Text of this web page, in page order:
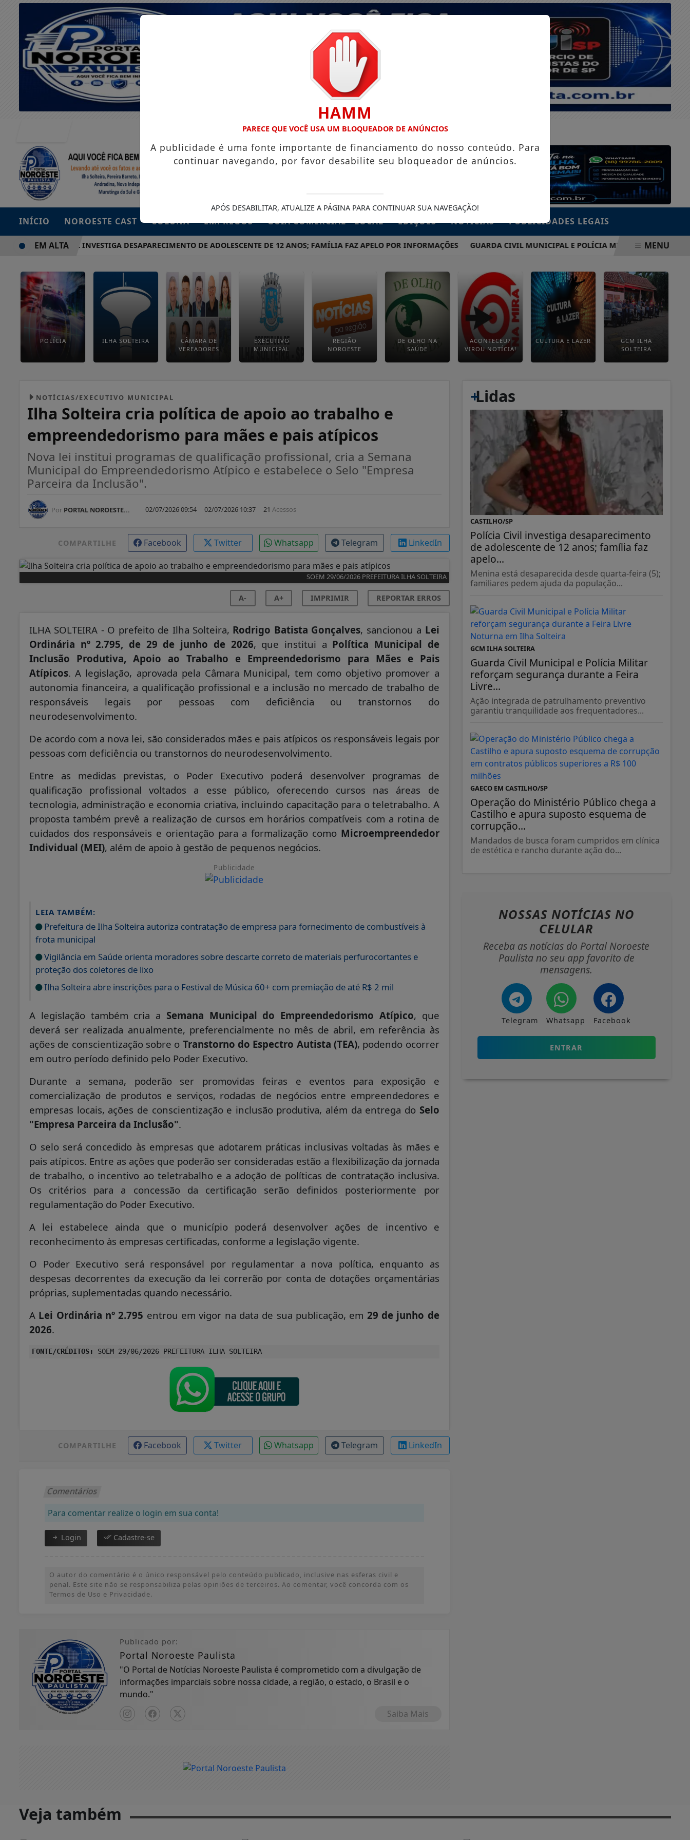
INÍCIO NOROESTE CAST COLUNA EMPREGOS GUIA COMERCIAL - LOCAL EDIÇÕES NOTÍCIAS PUBLICIDADES LEGAIS
POLÍCIA CIVIL INVESTIGA DESAPARECIMENTO DE ADOLESCENTE DE 12 ANOS; FAMÍLIA FAZ APELO POR INFORMAÇÕES GUARDA CIVIL MUNICIPAL E POLÍCIA MILITAR REFORÇAM
EM ALTA MENU
POLÍCIA ILHA SOLTEIRA
CÂMARA DE
VEREADORES
EXECUTIVO
MUNICIPAL
REGIÃO
NOROESTE
DE OLHO NA
SAÚDE
ACONTECEU?
VIROU NOTÍCIA!
CULTURA E LAZER
GCM ILHA
SOLTEIRA
NOTÍCIAS/EXECUTIVO MUNICIPAL
Ilha Solteira cria política de apoio ao trabalho e
empreendedorismo para mães e pais atípicos
Nova lei institui programas de qualificação profissional, cria a Semana
Municipal do Empreendedorismo Atípico e estabelece o Selo "Empresa
Parceira da Inclusão".
Por PORTAL NOROESTE... 02/07/2026 09:54 02/07/2026 10:37 21 Acessos
COMPARTILHE Facebook Twitter Whatsapp Telegram LinkedIn
SOEM 29/06/2026 PREFEITURA ILHA SOLTEIRA
A- A+ IMPRIMIR REPORTAR ERROS
ILHA SOLTEIRA - O prefeito de Ilha Solteira, Rodrigo Batista Gonçalves, sancionou a Lei
Ordinária nº 2.795, de 29 de junho de 2026, que institui a Política Municipal de
Inclusão Produtiva, Apoio ao Trabalho e Empreendedorismo para Mães e Pais
Atípicos. A legislação, aprovada pela Câmara Municipal, tem como objetivo promover a
autonomia financeira, a qualificação profissional e a inclusão no mercado de trabalho de
responsáveis legais por pessoas com deficiência ou transtornos do
neurodesenvolvimento.
De acordo com a nova lei, são considerados mães e pais atípicos os responsáveis legais por
pessoas com deficiência ou transtornos do neurodesenvolvimento.
Entre as medidas previstas, o Poder Executivo poderá desenvolver programas de
qualificação profissional voltados a esse público, oferecendo cursos nas áreas de
tecnologia, administração e economia criativa, incluindo capacitação para o teletrabalho. A
proposta também prevê a realização de cursos em horários compatíveis com a rotina de
cuidados dos responsáveis e orientação para a formalização como Microempreendedor
Individual (MEI), além de apoio à gestão de pequenos negócios.
Publicidade
LEIA TAMBÉM:
Prefeitura de Ilha Solteira autoriza contratação de empresa para fornecimento de combustíveis à
frota municipal
Vigilância em Saúde orienta moradores sobre descarte correto de materiais perfurocortantes e
proteção dos coletores de lixo
Ilha Solteira abre inscrições para o Festival de Música 60+ com premiação de até R$ 2 mil
A legislação também cria a Semana Municipal do Empreendedorismo Atípico, que
deverá ser realizada anualmente, preferencialmente no mês de abril, em referência às
ações de conscientização sobre o Transtorno do Espectro Autista (TEA), podendo ocorrer
em outro período definido pelo Poder Executivo.
Durante a semana, poderão ser promovidas feiras e eventos para exposição e
comercialização de produtos e serviços, rodadas de negócios entre empreendedores e
empresas locais, ações de conscientização e inclusão produtiva, além da entrega do Selo
"Empresa Parceira da Inclusão".
O selo será concedido às empresas que adotarem práticas inclusivas voltadas às mães e
pais atípicos. Entre as ações que poderão ser consideradas estão a flexibilização da jornada
de trabalho, o incentivo ao teletrabalho e a adoção de políticas de contratação inclusiva.
Os critérios para a concessão da certificação serão definidos posteriormente por
regulamentação do Poder Executivo.
A lei estabelece ainda que o município poderá desenvolver ações de incentivo e
reconhecimento às empresas certificadas, conforme a legislação vigente.
O Poder Executivo será responsável por regulamentar a nova política, enquanto as
despesas decorrentes da execução da lei correrão por conta de dotações orçamentárias
próprias, suplementadas quando necessário.
A Lei Ordinária nº 2.795 entrou em vigor na data de sua publicação, em 29 de junho de
2026.
FONTE/CRÉDITOS: SOEM 29/06/2026 PREFEITURA ILHA SOLTEIRA
COMPARTILHE Facebook Twitter Whatsapp Telegram LinkedIn
Comentários
Para comentar realize o login em sua conta!
Login Cadastre-se
O autor do comentário é o único responsável pelo conteúdo publicado, inclusive nas esferas civil e
penal. Este site não se responsabiliza pelas opiniões de terceiros. Ao comentar, você concorda com os
Termos de Uso e Privacidade.
Publicado por:
Portal Noroeste Paulista
"O Portal de Notícias Noroeste Paulista é comprometido com a divulgação de
informações imparciais sobre nossa cidade, a região, o estado, o Brasil e o
mundo."
Saiba Mais
+
Lidas
CASTILHO/SP
Polícia Civil investiga desaparecimento
de adolescente de 12 anos; família faz
apelo...
Menina está desaparecida desde quarta-feira (5);
familiares pedem ajuda da população...
GCM ILHA SOLTEIRA
Guarda Civil Municipal e Polícia Militar
reforçam segurança durante a Feira
Livre...
Ação integrada de patrulhamento preventivo
garantiu tranquilidade aos frequentadores...
GAECO EM CASTILHO/SP
Operação do Ministério Público chega a
Castilho e apura suposto esquema de
corrupção...
Mandados de busca foram cumpridos em clínica
de estética e rancho durante ação do...
NOSSAS NOTÍCIAS NO
CELULAR
Receba as notícias do Portal Noroeste
Paulista no seu app favorito de
mensagens.
Telegram Whatsapp Facebook
ENTRAR
Veja também
HAMM
PARECE QUE VOCÊ USA UM BLOQUEADOR DE ANÚNCIOS
A publicidade é uma fonte importante de financiamento do nosso conteúdo. Para
continuar navegando, por favor desabilite seu bloqueador de anúncios.
APÓS DESABILITAR, ATUALIZE A PÁGINA PARA CONTINUAR SUA NAVEGAÇÃO!